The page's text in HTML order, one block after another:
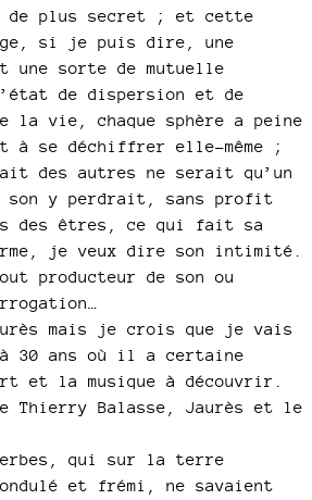
de plus secret ; et cette
si je puis dire, une
une sorte de mutuelle
de dispersion et de
la vie, chaque sphère a peine
à se déchiffrer elle-même ;
des autres ne serait qu’un
y perdrait, sans profit
des êtres, ce qui fait sa
je veux dire son intimité.
producteur de son ou
mais je crois que je vais
30 ans où il a certaine
et la musique à découvrir.
Thierry Balasse, Jaurès et le
qui sur la terre
et frémi, ne savaient